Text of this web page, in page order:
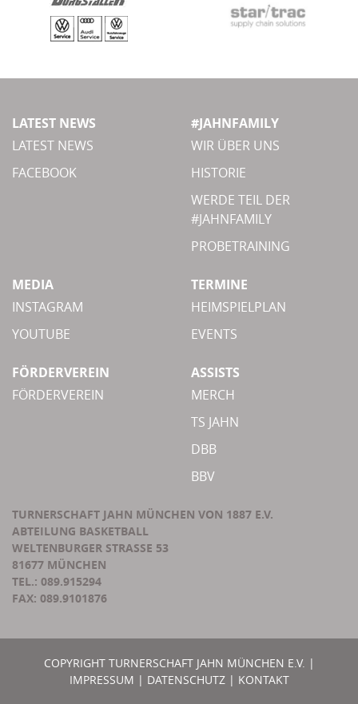
LATEST NEWS
LATEST NEWS
FACEBOOK
#JAHNFAMILY
WIR ÜBER UNS
HISTORIE
WERDE TEIL DER
#JAHNFAMILY
PROBETRAINING
MEDIA
INSTAGRAM
YOUTUBE
TERMINE
HEIMSPIELPLAN
EVENTS
FÖRDERVEREIN
FÖRDERVEREIN
ASSISTS
MERCH
TS JAHN
DBB
BBV
TURNERSCHAFT JAHN MÜNCHEN VON 1887 E.V.
ABTEILUNG BASKETBALL
WELTENBURGER STRASSE 53
81677 MÜNCHEN
TEL.: 089.915294
FAX: 089.9101876
COPYRIGHT TURNERSCHAFT JAHN MÜNCHEN E.V. |
IMPRESSUM | DATENSCHUTZ| KONTAKT